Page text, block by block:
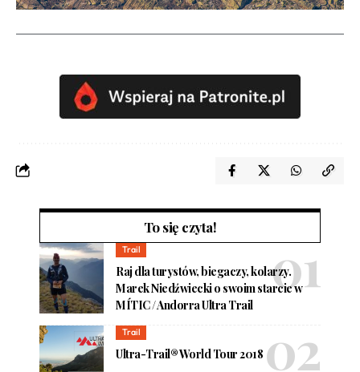
To się czyta!
Trail
Raj dla turystów, biegaczy, kolarzy.
Marek Niedźwiecki o swoim starcie w
MÍTIC / Andorra Ultra Trail
Trail
Ultra-Trail® World Tour 2018